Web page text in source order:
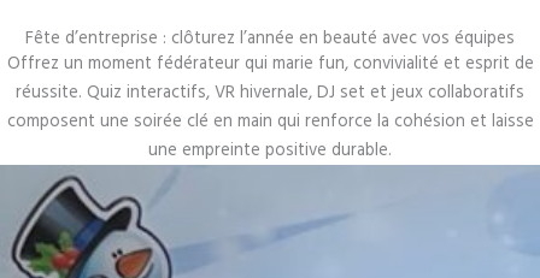
Fête d’entreprise : clôturez l’année en beauté avec vos équipes
Offrez un moment fédérateur qui marie fun, convivialité et esprit de
réussite. Quiz interactifs, VR hivernale, DJ set et jeux collaboratifs
composent une soirée clé en main qui renforce la cohésion et laisse
une empreinte positive durable.